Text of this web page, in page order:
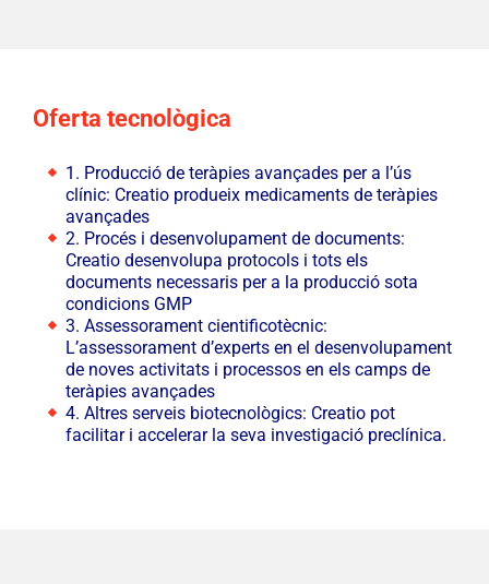
Oferta tecnològica
1. Producció de teràpies avançades per a l’ús
clínic: Creatio produeix medicaments de teràpies
avançades
2. Procés i desenvolupament de documents:
Creatio desenvolupa protocols i tots els
documents necessaris per a la producció sota
condicions GMP
3. Assessorament cientificotècnic:
L’assessorament d’experts en el desenvolupament
de noves activitats i processos en els camps de
teràpies avançades
4. Altres serveis biotecnològics: Creatio pot
facilitar i accelerar la seva investigació preclínica.